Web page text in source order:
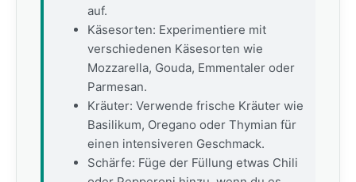
auf.
Käsesorten: Experimentiere mit
verschiedenen Käsesorten wie
Mozzarella, Gouda, Emmentaler oder
Parmesan.
Kräuter: Verwende frische Kräuter wie
Basilikum, Oregano oder Thymian für
einen intensiveren Geschmack.
Schärfe: Füge der Füllung etwas Chili